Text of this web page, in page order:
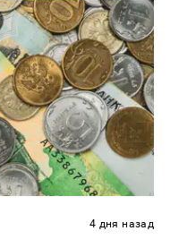
4 дня назад